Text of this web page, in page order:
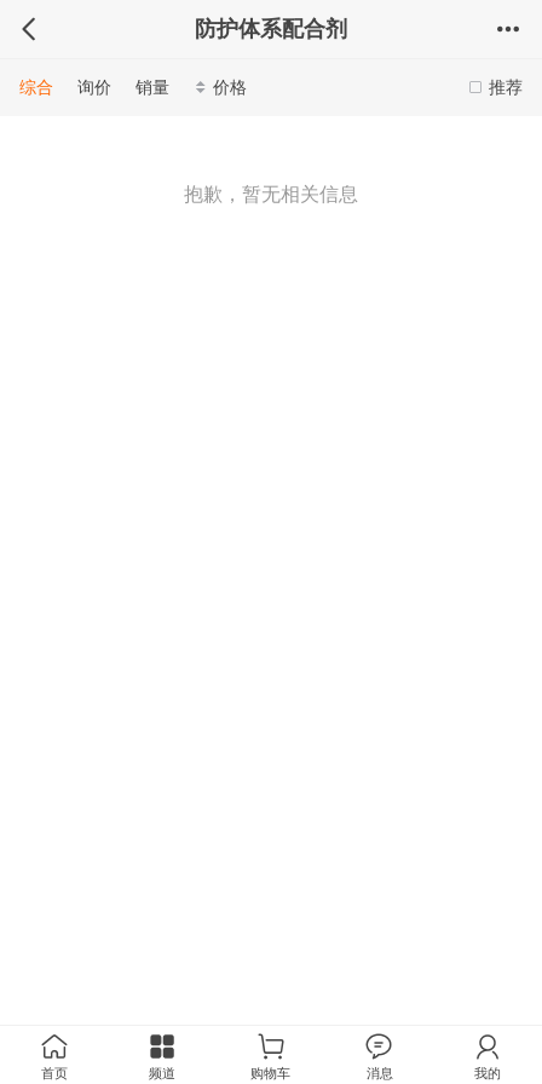
防护体系配合剂
推荐
综合 询价 销量 价格
抱歉，暂无相关信息
首页 频道 购物车 消息 我的